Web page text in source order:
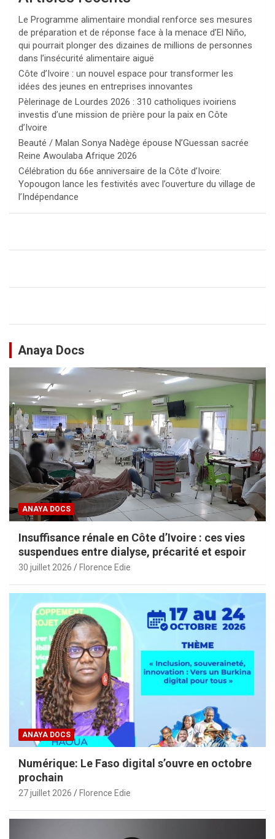
Le Programme alimentaire mondial renforce ses mesures
de préparation et de réponse face à la menace d’El Niño,
qui pourrait plonger des dizaines de millions de personnes
dans l’insécurité alimentaire aiguë
Côte d’Ivoire : un nouvel espace pour transformer les
idées des jeunes en entreprises innovantes
Pèlerinage de Lourdes 2026 : 310 catholiques ivoiriens
investis d’une mission de prière pour la paix en Côte
d’Ivoire
Beauté / Malan Sonya Nadège épouse N’Guessan sacrée
Reine Awoulaba Afrique 2026
Célébration du 66e anniversaire de la Côte d’Ivoire:
Yopougon lance les festivités avec l’ouverture du village de
l’Indépendance
Anaya Docs
ANAYA DOCS
Insuffisance rénale en Côte d’Ivoire : ces vies
suspendues entre dialyse, précarité et espoir
30 juillet 2026 Florence Edie
ANAYA DOCS
Numérique: Le Faso digital s’ouvre en octobre
prochain
27 juillet 2026 Florence Edie